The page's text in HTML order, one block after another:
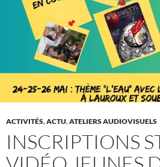
ACTIVITÉS,ACTU,ATELIERS AUDIOVISUELS
INSCRIPTIONS